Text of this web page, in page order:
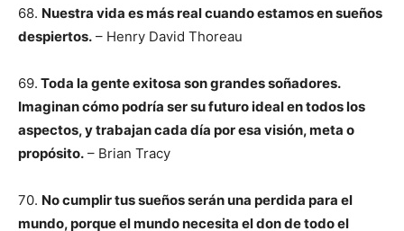
68. Nuestra vida es más real cuando estamos en sueños
despiertos. – Henry David Thoreau
69. Toda la gente exitosa son grandes soñadores.
Imaginan cómo podría ser su futuro ideal en todos los
aspectos, y trabajan cada día por esa visión, meta o
propósito. – Brian Tracy
70. No cumplir tus sueños serán una perdida para el
mundo, porque el mundo necesita el don de todo el